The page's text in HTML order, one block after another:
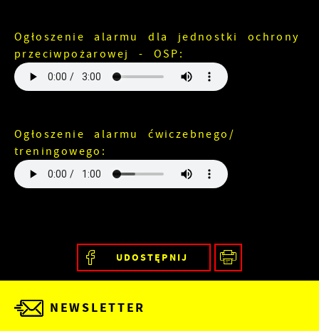
Ogłoszenie alarmu dla jednostki ochrony
przeciwpożarowej - OSP:
Ogłoszenie alarmu ćwiczebnego/
treningowego:
UDOSTĘPNIJ
NEWSLETTER